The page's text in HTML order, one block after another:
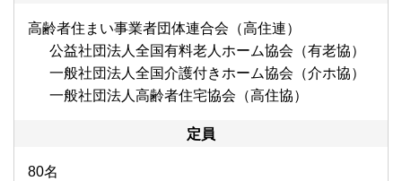
高齢者住まい事業者団体連合会（高住連）
公益社団法人全国有料老人ホーム協会（有老協）
一般社団法人全国介護付きホーム協会（介ホ協）
一般社団法人高齢者住宅協会（高住協）
定員
80名